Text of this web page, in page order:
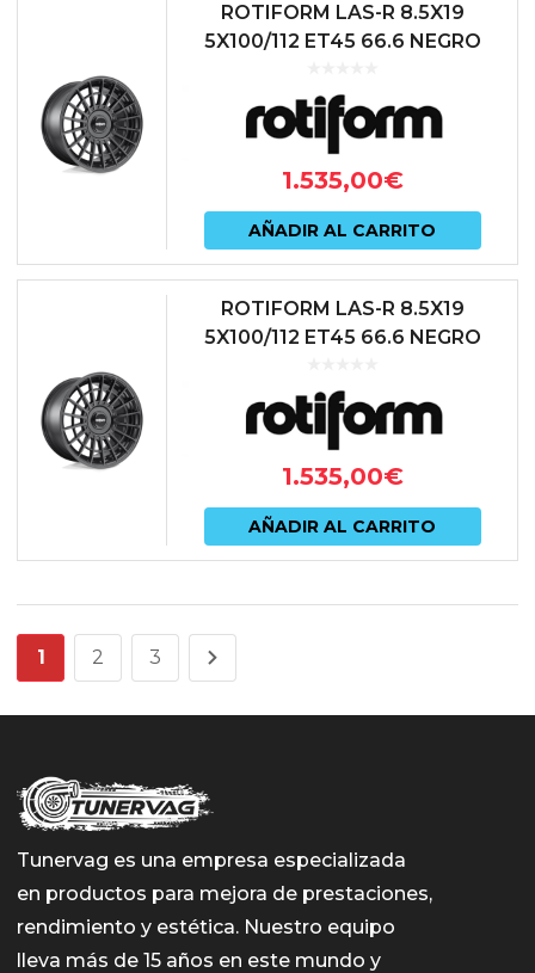
ROTIFORM LAS-R 8.5X19
5X100/112 ET45 66.6 NEGRO
1.535,00€
AÑADIR AL CARRITO
ROTIFORM LAS-R 8.5X19
5X100/112 ET45 66.6 NEGRO
1.535,00€
AÑADIR AL CARRITO
1 2 3
Tunervag es una empresa especializada
en productos para mejora de prestaciones,
rendimiento y estética. Nuestro equipo
lleva más de 15 años en este mundo y